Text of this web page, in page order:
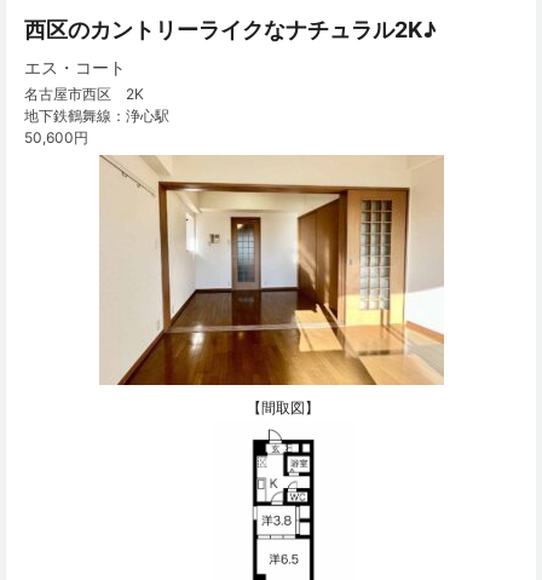
西区のカントリーライクなナチュラル2K♪
エス・コート
名古屋市西区 2K
地下鉄鶴舞線：浄心駅
50,600円
【間取図】